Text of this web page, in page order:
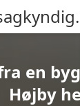
en
Højby